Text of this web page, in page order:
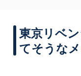
東京リベ
てそうな